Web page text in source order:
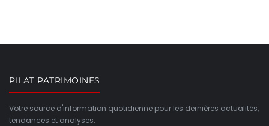
PILAT PATRIMOINES
Votre source d'information quotidienne pour les dernières actualités,
tendances et analyses.